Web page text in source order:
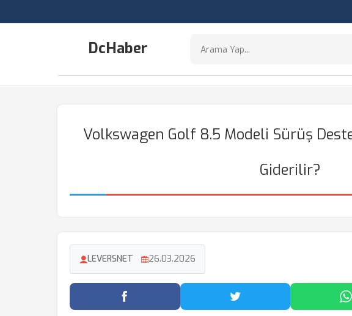
DcHaber
Volkswagen Golf 8.5 Modeli Sürüş
Giderilir?
LEVERSNET 26.03.2026
Facebook'ta Paylaş Twitter'da Paylaş